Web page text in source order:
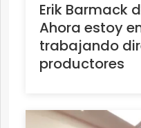
Erik Barmack
Ahora estoy
trabajando
productores